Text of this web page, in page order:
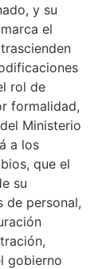
y su
el
rol de
formalidad,
Ministerio
a los
que el
su
de personal,
gobierno